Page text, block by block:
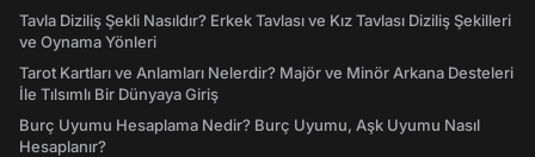
Tavla Diziliş Şekli Nasıldır? Erkek Tavlası ve Kız Tavlası Diziliş Şekilleri
ve Oynama Yönleri
Tarot Kartları ve Anlamları Nelerdir? Majör ve Minör Arkana Desteleri
İle Tılsımlı Bir Dünyaya Giriş
Burç Uyumu Hesaplama Nedir? Burç Uyumu, Aşk Uyumu Nasıl
Hesaplanır?